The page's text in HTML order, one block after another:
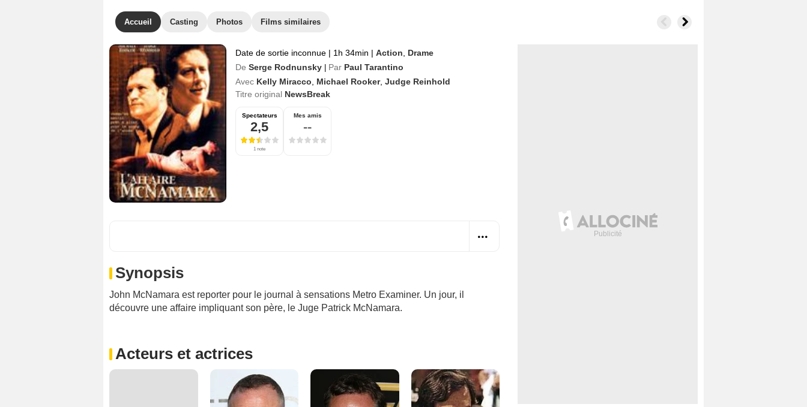
Accueil Casting Photos Films similaires
Date de sortie inconnue | 1h 34min | Action
Drame
De Serge Rodnunsky Par Paul Tarantino
Avec Kelly Miracco Michael Rooker, Judge Reinhold
Titre original NewsBreak
Spectateurs
2,5
1 note
Mes amis
--
Synopsis
John McNamara est reporter pour le journal à sensations Metro Examiner. Un jour, il
découvre une affaire impliquant son père, le Juge Patrick McNamara.
Acteurs et actrices